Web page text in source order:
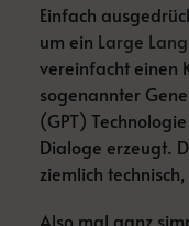
Einfach
um ein Large
vereinfacht einen
sogenannter
(GPT)
Dialoge erzeugt.
ziemlich
Also mal ganz